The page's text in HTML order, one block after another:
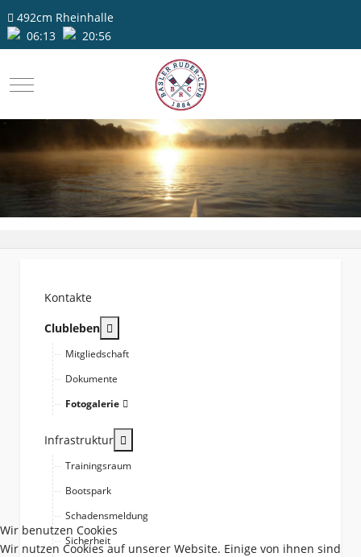
492cm Rheinhalle
06:13
20:56
Mobile Menu Toggle
Kontakte
Clubleben
Mitgliedschaft
Dokumente
Fotogalerie
Infrastruktur
Trainingsraum
Bootspark
Schadensmeldung
Sicherheit
Wir benutzen Cookies
Wir nutzen Cookies auf unserer Website. Einige von ihnen sind